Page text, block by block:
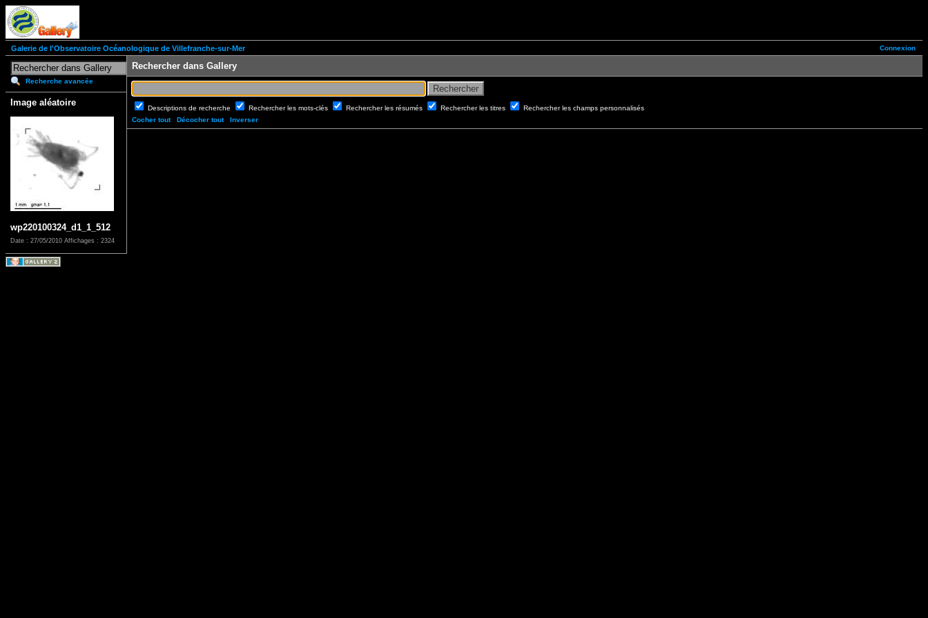
Connexion
Galerie de l'Observatoire Océanologique de Villefranche-sur-Mer
Recherche avancée
Image aléatoire
wp220100324_d1_1_512
Date : 27/05/2010 Affichages : 2324
Rechercher dans Gallery
Descriptions de recherche Rechercher les mots-clés Rechercher les résumés Rechercher les titres
Rechercher les champs personnalisés
Cocher tout
Décocher tout Inverser